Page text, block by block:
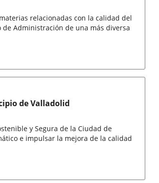
relacionadas con la calidad del
Administración de una más diversa
de Valladolid
y Segura de la Ciudad de
e impulsar la mejora de la calidad